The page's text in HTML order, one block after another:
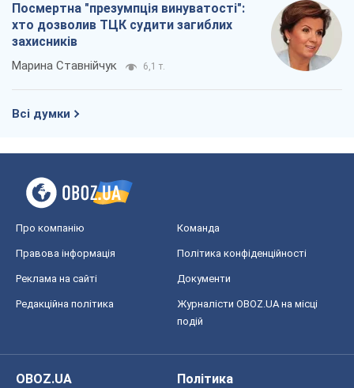
Посмертна "презумпція винуватості":
хто дозволив ТЦК судити загиблих
захисників
Марина Ставнійчук 6,1 т.
Всі думки
Про компанію Команда
Правова інформація Політика конфіденційності
Реклама на сайті Документи
Редакційна політика
Журналісти OBOZ.UA на місці
подій
OBOZ.UA
Політика